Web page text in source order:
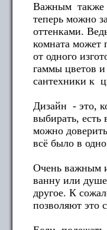
Важным также
теперь можно
оттенками.
комната может
от одного
гаммы цветов
сантехники к
Дизайн - это,
выбирать, есть
можно
всё было в
Очень важным
ванну или
другое. К
позволяют это